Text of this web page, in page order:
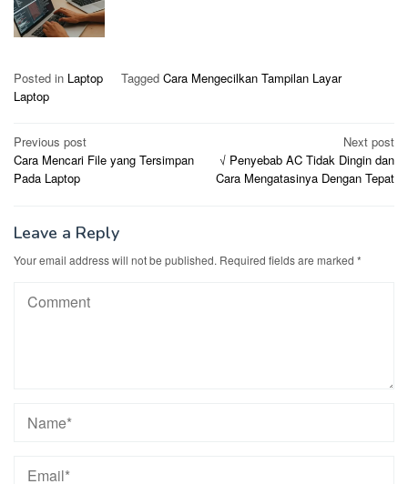
Posted in Laptop Tagged Cara Mengecilkan Tampilan Layar
Laptop
Post
navigation
Previous post
Cara Mencari File yang Tersimpan
Pada Laptop
Next post
√ Penyebab AC Tidak Dingin dan
Cara Mengatasinya Dengan Tepat
Leave a Reply
Your email address will not be published. Required fields are marked *